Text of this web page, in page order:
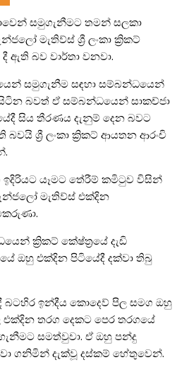
සමුගැනීමට තමන් සලකා
මැතිව්ස් ශ්‍රී ලංකා ක්‍රිකට්
ඇති බව වාර්තා වනවා.
සමුගැනීම සඳහා සම්බන්ධයෙන්
බවත් ඒ සම්බන්ධයෙන් සාකච්ජා
සිය තීරණය දැනුම් දෙන බවට
බවයි ශ්‍රී ලංකා ක්‍රිකට් ආයතන ආරංචි
යෑමට තේරීම් කමිටුව විසින්
මැතිව්ස් එක්දින
ක්‍රිකට් කේෂ්ත්‍රයේ දැඩි
ඔහු එක්දින පිටියේදී දක්වා තිබු
බටහිර ඉන්දීය කොදෙව් පිල සමග ඔහු
එක්දින තරග දෙකට පෙර තරගයේ
සමත්වුවා. ඒ ඔහු පන්දු
ගනිමින් දැක්වූ දස්කම් හේතුවෙන්.